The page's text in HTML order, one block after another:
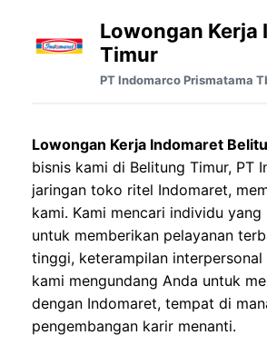
Lowongan
Timur
PT Indomarco Prismatama
Lowongan Kerja Indomaret
bisnis kami di Belitung Timur, PT
jaringan toko ritel Indomaret,
kami. Kami mencari individu
untuk memberikan pelayanan
tinggi, keterampilan
kami mengundang Anda untuk
dengan Indomaret, tempat di
pengembangan karir menanti.